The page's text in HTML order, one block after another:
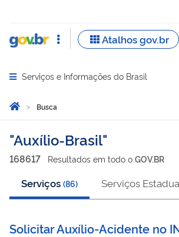
Abrir menu principal de navegação
Serviços e Informações do Brasil
Você está aqui:
Página Inicial
Busca
Busca
Auxílio-Brasil
168617 Resultados em todo o GOV.BR
Serviços (86) Serviços
Solicitar Auxílio-Acidente no